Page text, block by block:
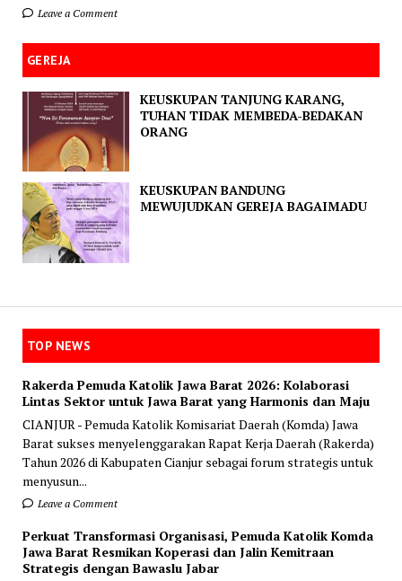
Leave a Comment
GEREJA
KEUSKUPAN TANJUNG KARANG,
TUHAN TIDAK MEMBEDA-BEDAKAN
ORANG
KEUSKUPAN BANDUNG
MEWUJUDKAN GEREJA BAGAIMADU
TOP NEWS
Rakerda Pemuda Katolik Jawa Barat 2026: Kolaborasi
Lintas Sektor untuk Jawa Barat yang Harmonis dan Maju
CIANJUR - Pemuda Katolik Komisariat Daerah (Komda) Jawa
Barat sukses menyelenggarakan Rapat Kerja Daerah (Rakerda)
Tahun 2026 di Kabupaten Cianjur sebagai forum strategis untuk
menyusun...
Leave a Comment
Perkuat Transformasi Organisasi, Pemuda Katolik Komda
Jawa Barat Resmikan Koperasi dan Jalin Kemitraan
Strategis dengan Bawaslu Jabar